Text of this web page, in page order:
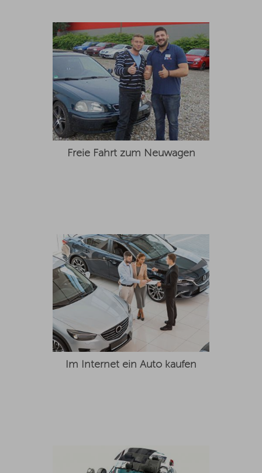
Freie Fahrt zum Neuwagen
Im Internet ein Auto kaufen